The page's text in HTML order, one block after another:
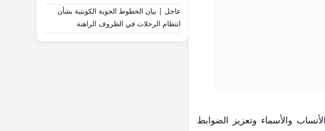
والأسماء وتعزيز الضوابط
عاجل | بيان الخطوط الجوية الكويتية بشأن
انتظام الرحلات في الظروف الراهنة